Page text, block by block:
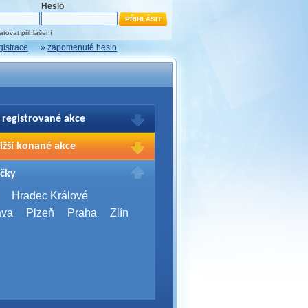
Heslo
přihlášení
» zapomenuté heslo
registrované akce
Vašich registrací na akce
přihlašte.
konané akce
2026
Brno
Server Bootcamp 2026
Hradec Králové
Plzeň Praha Zlín